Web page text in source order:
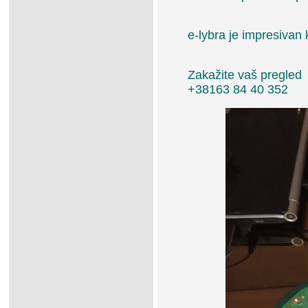
e-lybra je impresivan
Zakažite vaš pregled
+38163 84 40 352